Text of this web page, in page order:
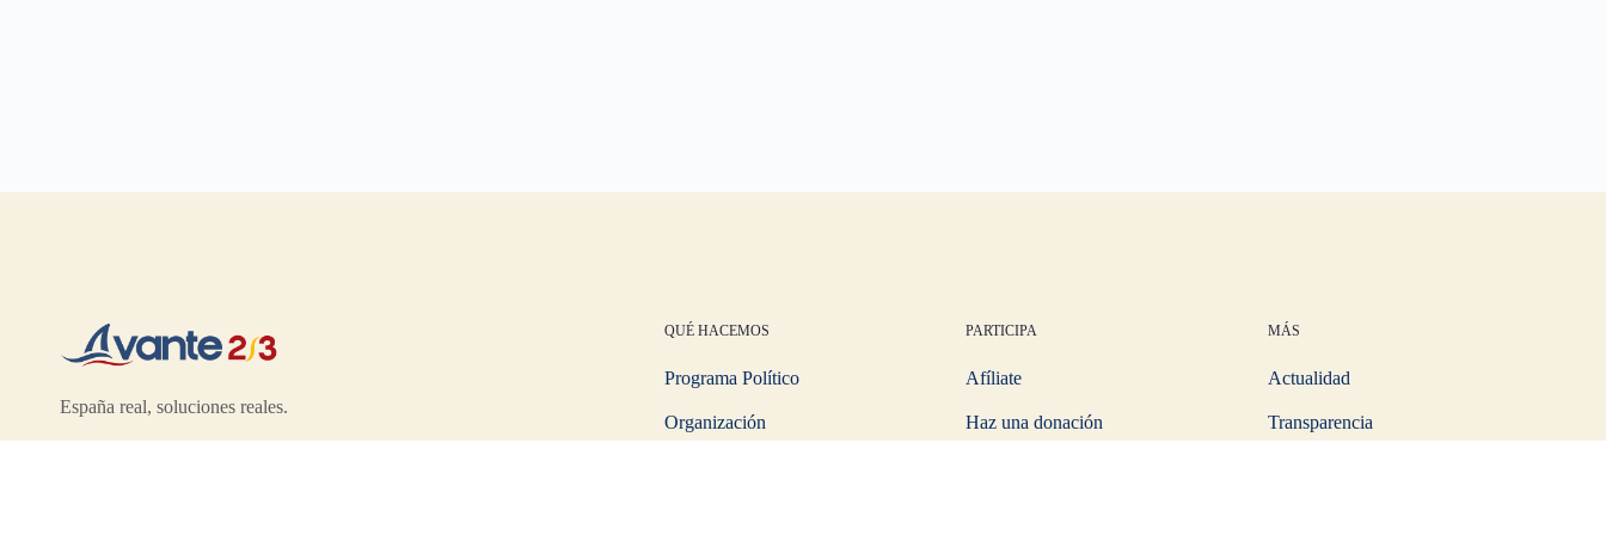
España real, soluciones reales.
QUÉ HACEMOS
Programa Político
Organización
PARTICIPA
Afíliate
Haz una donación
MÁS
Actualidad
Transparencia